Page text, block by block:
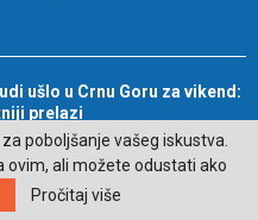
ušlo u Crnu Goru za vikend:
prelazi
fotografije u okviru
poboljšanje vašeg iskustva.
ovim, ali možete odustati ako
Pročitaj više